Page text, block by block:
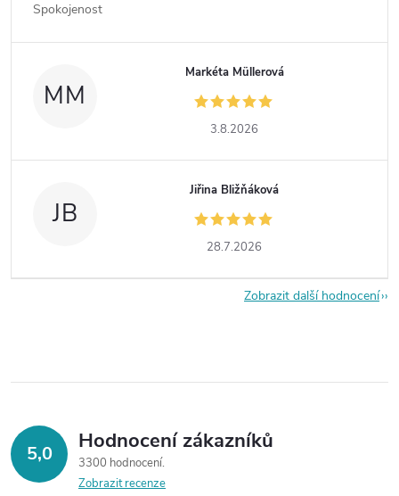
Spokojenost
MM
Markéta Müllerová
3.8.2026
JB
Jiřina Bližňáková
28.7.2026
Zobrazit další hodnocení
5,0 Hodnocení zákazníků
3300 hodnocení
Zobrazit recenze